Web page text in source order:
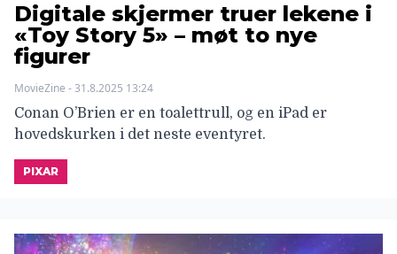
Digitale skjermer truer lekene i
«Toy Story 5» – møt to nye
figurer
MovieZine - 31.8.2025 13:24
Conan O’Brien er en toalettrull, og en iPad er
hovedskurken i det neste eventyret.
PIXAR